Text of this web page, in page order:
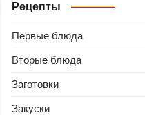
Рецепты
Первые блюда
Вторые блюда
Заготовки
Закуски